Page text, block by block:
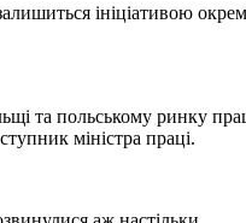
ініціативою
та польському ринку
міністра праці.